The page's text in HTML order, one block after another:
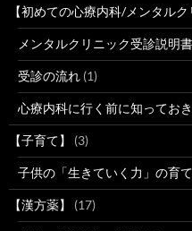
【初めての心療内科/メンタルク
メンタルクリニック受診説明書
受診の流れ (1)
心療内科に行く前に知ってお
【子育て】 (3)
子供の「生きていく力」の育
【漢方薬】 (17)